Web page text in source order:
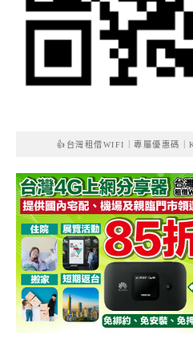
👍台灣租借WIFI｜專屬優惠碼